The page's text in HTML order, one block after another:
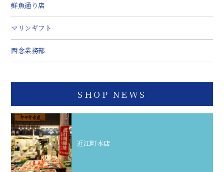
鮮魚通り店
マリンギフト
西念業務部
SHOP NEWS
近江町本店